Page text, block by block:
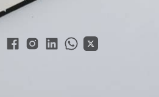
Visa e Nivea
aceleração